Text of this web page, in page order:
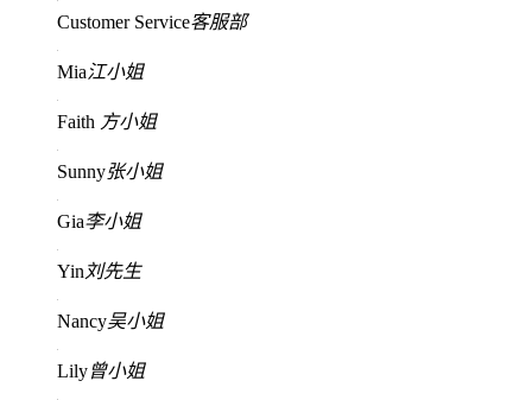
Customer Service客服部
Mia江小姐
Faith 方小姐
Sunny张小姐
Gia李小姐
Yin 刘先生
Nancy吴小姐
Lily曾小姐